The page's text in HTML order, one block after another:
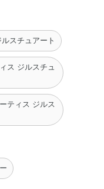
い流し、異常がある場
いところ、またペット
さい。
スティックがカーテン
ください。
ティックの色が液に溶
ありません。
スチュアート
ス ジルスチュ
ティス ジルス